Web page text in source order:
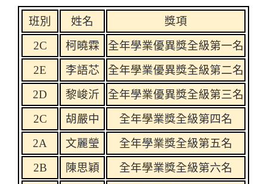
班別 姓名
獎項
2C
柯曉霖
全年學業優異獎全級第一名
2E
李語芯
全年學業優異獎全級第二名
2D
黎峻沂
全年學業優異獎全級第三名
2C
胡嚴中
全年學業獎全級第四名
2A
文麗瑩
全年學業獎全級第五名
2B
陳思穎
全年學業獎全級第六名